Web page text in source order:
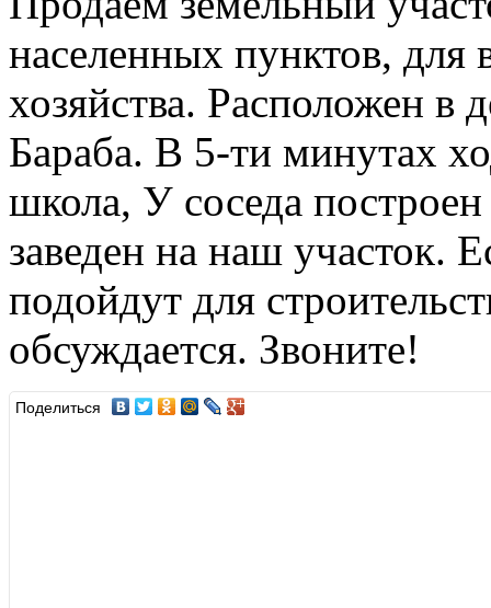
населенных пунктов, для
хозяйства. Расположен в
Бараба. В 5-ти минутах
школа, У соседа
заведен на наш участок.
подойдут для
обсуждается. Звоните!
Поделиться